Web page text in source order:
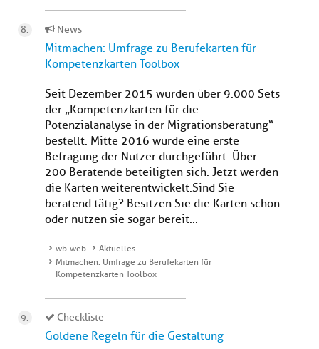
News
Mitmachen: Umfrage zu Berufekarten für
Kompetenzkarten Toolbox
Seit Dezember 2015 wurden über 9.000 Sets
der „Kompetenzkarten für die
Potenzialanalyse in der Migrationsberatung“
bestellt. Mitte 2016 wurde eine erste
Befragung der Nutzer durchgeführt. Über
200 Beratende beteiligten sich. Jetzt werden
die Karten weiterentwickelt.Sind Sie
beratend tätig? Besitzen Sie die Karten schon
oder nutzen sie sogar bereit...
wb-web
Aktuelles
Mitmachen: Umfrage zu Berufekarten für
Kompetenzkarten Toolbox
Checkliste
Goldene Regeln für die Gestaltung